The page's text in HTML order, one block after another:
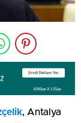
, Antalya